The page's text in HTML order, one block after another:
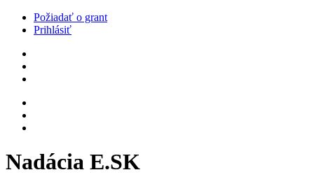
Požiadať o grant
Prihlásiť
Nadácia E.SK